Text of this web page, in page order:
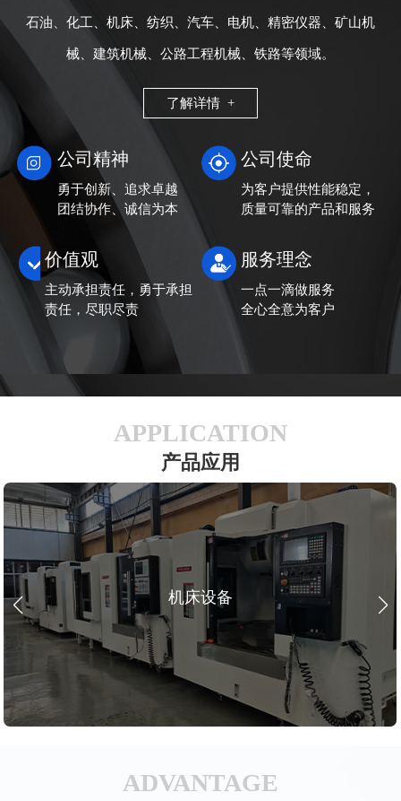
石油、化工、机床、纺织、汽车、电机、精密仪器、矿山机
械、建筑机械、公路工程机械、铁路等领域。
了解详情 +
公司精神
勇于创新、追求卓越
团结协作、诚信为本
公司使命
为客户提供性能稳定，
质量可靠的产品和服务
价值观
主动承担责任，勇于承担
责任，尽职尽责
服务理念
一点一滴做服务
全心全意为客户
APPLICATION
产品应用
机床设备
ADVANTAGE